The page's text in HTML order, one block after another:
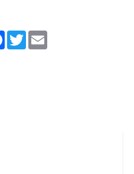
Facebook
Twitter